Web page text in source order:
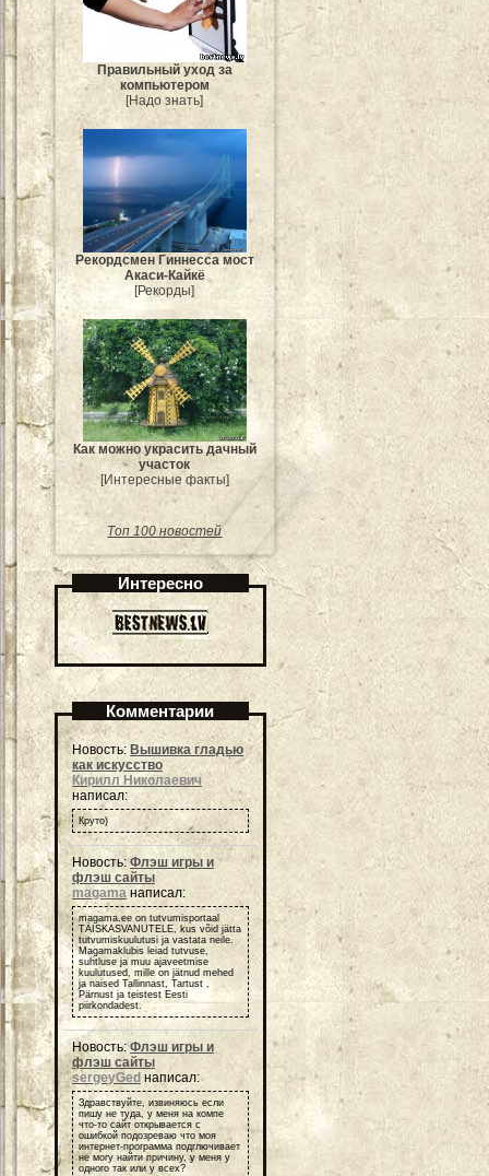
Правильный уход за
компьютером
[Надо знать]
Рекордсмен Гиннесса мост
Акаси-Кайкё
[Рекорды]
Как можно украсить дачный
участок
[Интересные факты]
Топ 100 новостей
Интересно
Комментарии
Новость: Вышивка гладью
как искусство
Кирилл Николаевич
написал:
Круто)
Новость: Флэш игры и
флэш сайты
magama написал:
magama.ee on tutvumisportaal
TÄISKASVANUTELE, kus võid jätta
tutvumiskuulutusi ja vastata neile.
Magamaklubis leiad tutvuse,
suhtluse ja muu ajaveetmise
kuulutused, mille on jätnud mehed
ja naised Tallinnast, Tartust ,
Pärnust ja teistest Eesti
piirkondadest.
Новость:Флэш игры и
флэш сайты
sergeyGed написал:
Здравствуйте, извиняюсь если
пишу не туда, у меня на компе
что-то сайт открывается с
ошибкой подозреваю что моя
интернет-программа подглючивает
не могу найти причину, у меня у
одного так или у всех?